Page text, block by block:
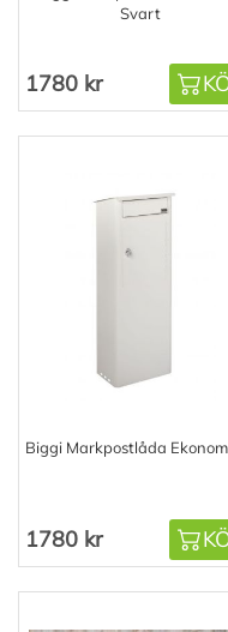
Svart
1780 kr
Biggi Markpostlåda
1780 kr